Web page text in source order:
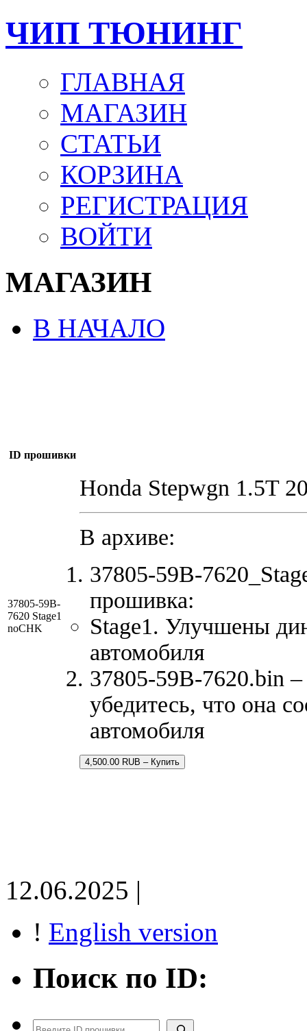
ЧИП ТЮНИНГ
ГЛАВНАЯ
МАГАЗИН
СТАТЬИ
КОРЗИНА
РЕГИСТРАЦИЯ
ВОЙТИ
МАГАЗИН
В НАЧАЛО
ID прошивки
37805-59B-
7620 Stage1
noCHK
Honda Stepwgn 1.5T
В архиве:
37805-59B-
прошивка:
Stage1. Улучшены
автомобиля
37805-59B-7620.bin –
убедитесь, что она
автомобиля
4,500.00 RUB – Купить
12.06.2025 |
! English version
Поиск по ID:
Поиск